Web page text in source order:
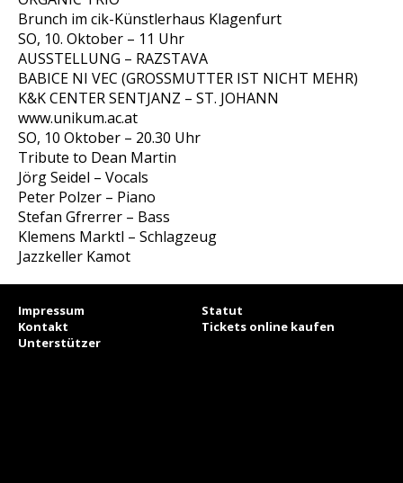
Brunch im cik-Künstlerhaus Klagenfurt
SO, 10. Oktober – 11 Uhr
AUSSTELLUNG – RAZSTAVA
BABICE NI VEC (GROSSMUTTER IST NICHT MEHR)
K&K CENTER SENTJANZ – ST. JOHANN
www.unikum.ac.at
SO, 10 Oktober – 20.30 Uhr
Tribute to Dean Martin
Jörg Seidel – Vocals
Peter Polzer – Piano
Stefan Gfrerrer – Bass
Klemens Marktl – Schlagzeug
Jazzkeller Kamot
Impressum
Statut
Kontakt
Tickets online kaufen
Unterstützer